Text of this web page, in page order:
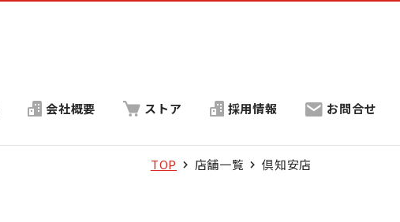
会社概要 ストア 採用情報 お問合せ
TOP 店舗一覧 倶知安店